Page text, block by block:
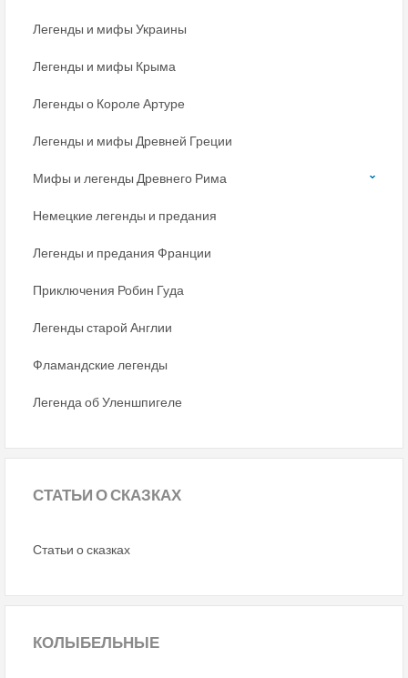
Легенды и мифы Украины
Легенды и мифы Крыма
Легенды о Короле Артуре
Легенды и мифы Древней Греции
Мифы и легенды Древнего Рима
Немецкие легенды и предания
Легенды и предания Франции
Приключения Робин Гуда
Легенды старой Англии
Фламандские легенды
Легенда об Уленшпигеле
СТАТЬИО СКАЗКАХ
Статьи о сказках
КОЛЫБЕЛЬНЫЕ